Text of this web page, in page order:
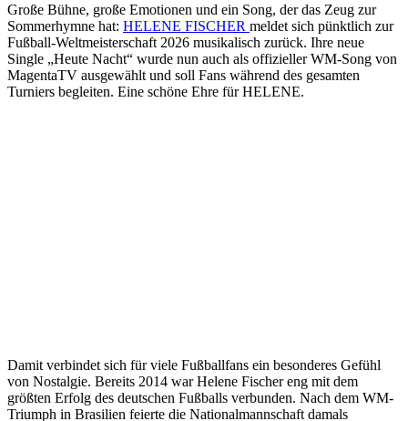
Große Bühne, große Emotionen und ein Song, der das Zeug zur
Sommerhymne hat: HELENE FISCHER meldet sich pünktlich zur
Fußball-Weltmeisterschaft 2026 musikalisch zurück. Ihre neue
Single „Heute Nacht“ wurde nun auch als offizieller WM-Song von
MagentaTV ausgewählt und soll Fans während des gesamten
Turniers begleiten. Eine schöne Ehre für HELENE.
Damit verbindet sich für viele Fußballfans ein besonderes Gefühl
von Nostalgie. Bereits 2014 war Helene Fischer eng mit dem
größten Erfolg des deutschen Fußballs verbunden. Nach dem WM-
Triumph in Brasilien feierte die Nationalmannschaft damals